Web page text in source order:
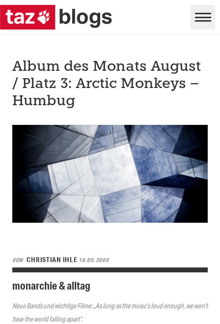
Album des Monats August
/ Platz 3: Arctic Monkeys –
Humbug
VON CHRISTIAN IHLE 16.09.2009
monarchie & alltag
Neue Bands und wichtige Filme: „As long as the music’s loud enough, we won’t
hear the world falling apart“.